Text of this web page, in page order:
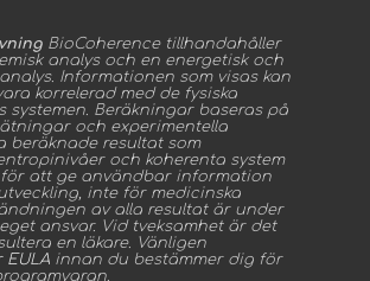
BioCoherence tillhandahåller
analys och en energetisk och
Informationen som visas kan
korrelerad med de fysiska
systemen. Beräkningar baseras på
och experimentella
beräknade resultat som
och koherenta system
att ge användbar information
inte för medicinska
av alla resultat är under
ansvar. Vid tveksamhet är det
en läkare. Vänligen
EULA innan du bestämmer dig för